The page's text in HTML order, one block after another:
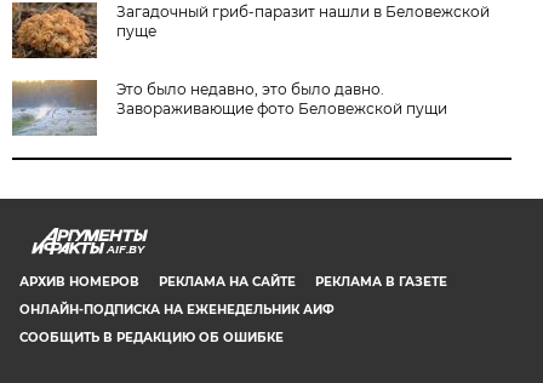
Загадочный гриб-паразит нашли в Беловежской
пуще
Это было недавно, это было давно.
Завораживающие фото Беловежской пущи
AIF.BY
АРХИВ НОМЕРОВ РЕКЛАМА НА САЙТЕ
РЕКЛАМА В ГАЗЕТЕ
ОНЛАЙН-ПОДПИСКА НА ЕЖЕНЕДЕЛЬНИК АИФ
СООБЩИТЬ В РЕДАКЦИЮ ОБ ОШИБКЕ